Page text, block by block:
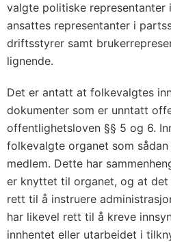
valgte poli­tiske representanter
ansattes representanter i
driftsstyrer samt
lignende.
Det er antatt at folkevalgtes
dokumenter som er unntatt
offentlighetsloven §§ 5 og 6.
folkevalgte organet som
medlem. Dette har
er knyttet til organet, og at det
rett til å instruere
har likevel rett til å kreve
innhentet eller utarbeidet i